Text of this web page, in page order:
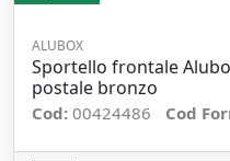
ALUBOX
Sportello frontale
postale bronzo
Cod: 00424486 Cod